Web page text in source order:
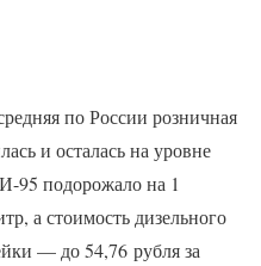
по России розничная
и осталась на уровне
95 подорожало на 1
а стоимость дизельного
— до 54,76 рубля за